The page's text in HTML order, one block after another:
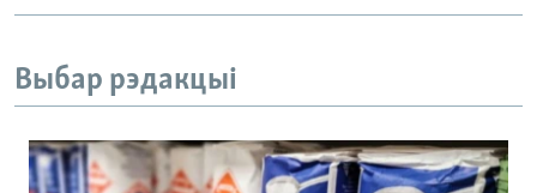
Выбар рэдакцыі